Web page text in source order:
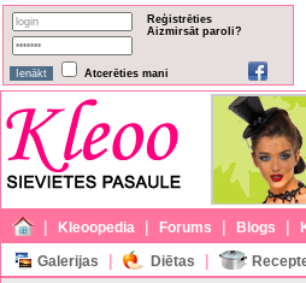
Reģistrēties
Aizmirsāt paroli?
Atcerēties mani
| Kleoopedia | Forums | Blogs |
Galerijas | Diētas |